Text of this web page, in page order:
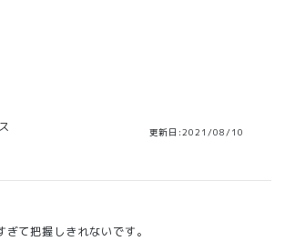
更新日:2021/08/10
て把握しきれないです。